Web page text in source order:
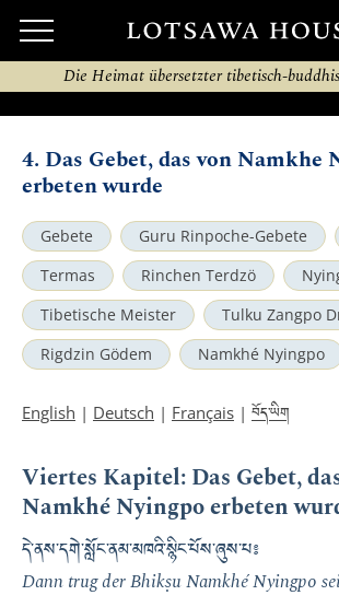
Die Heimat übersetzter tibetisch-
4. Das Gebet, das von Namkhe
erbeten wurde
Gebete Guru Rinpoche-Gebete
Termas
Rinchen Terdzö
Tibetische Meister
Tulku Zangpo
Rigdzin Gödem
Namkhé Nyingpo
English | Deutsch | Français | བོད་ཡིག
Viertes Kapitel: Das Gebet,
Namkhé Nyingpo erbeten
དེ་ནས་དགེ་སློང་ནམ་མཁའི་སྙིང་པོས་ཞུས་པ༔
Dann trug der Bhikṣu Namkhé Nyingpo